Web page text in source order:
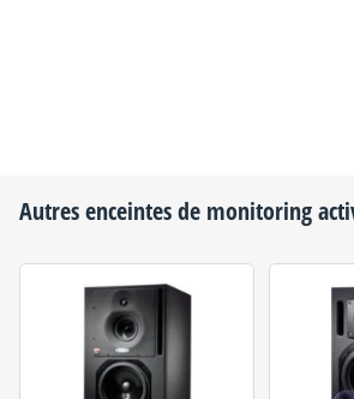
Autres enceintes de monitoring